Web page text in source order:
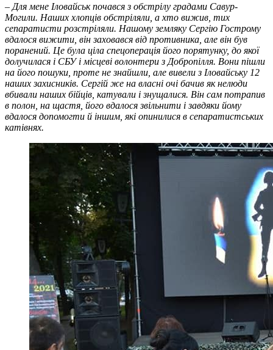
– Для мене Іловайськ почався з обстрілу градами Савур-
Могили. Наших хлопців обстріляли, а хто вижив, тих
сепаратисти розстріляли. Нашому земляку Сергію Гострому
вдалося вижити, він заховався від противника, але він був
поранений. Це була ціла спецоперація його порятунку, до якої
долучилася і СБУ і місцеві волонтери з Добропілля. Вони пішли
на його пошуки, проте не знайшли, але вивели з Іловайську 12
наших захисників. Сергій же на власні очі бачив як нелюди
вбивали наших бійців, катували і знущалися. Він сам потрапив
в полон, на щастя, його вдалося звільнити і завдяки йому
вдалося допомогти й іншим, які опинилися в сепаратистських
катівнях.